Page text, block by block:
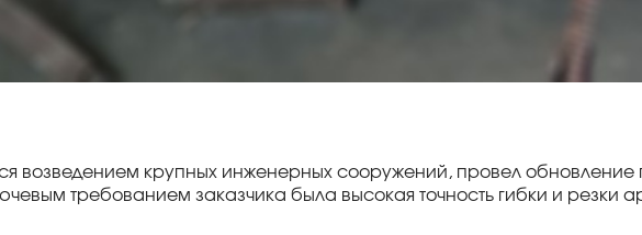
возведением крупных инженерных сооружений, провел обновление
требованием заказчика была высокая точность гибки и резки